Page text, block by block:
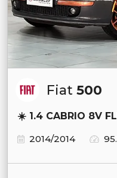
Fiat 500
☀️ 1.4 CABRIO 8V
2014/2014